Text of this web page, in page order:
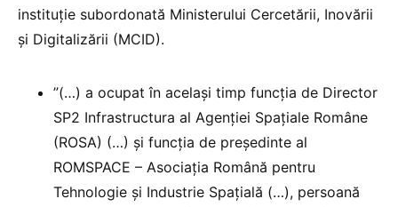
instituție subordonată Ministerului Cercetării, Inovării
și Digitalizării (MCID).
”(…) a ocupat în același timp funcția de Director
SP2 Infrastructura al Agenției Spațiale Române
(ROSA) (…) și funcția de președinte al
ROMSPACE – Asociația Română pentru
Tehnologie și Industrie Spațială (…), persoană